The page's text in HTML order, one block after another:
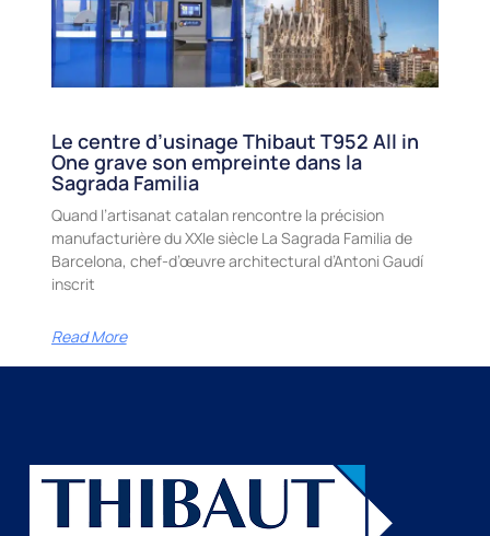
Le centre d’usinage Thibaut T952 All in
One grave son empreinte dans la
Sagrada Familia
Quand l’artisanat catalan rencontre la précision
manufacturière du XXIe siècle La Sagrada Familia de
Barcelona, chef-d’œuvre architectural d’Antoni Gaudí
inscrit
Read More